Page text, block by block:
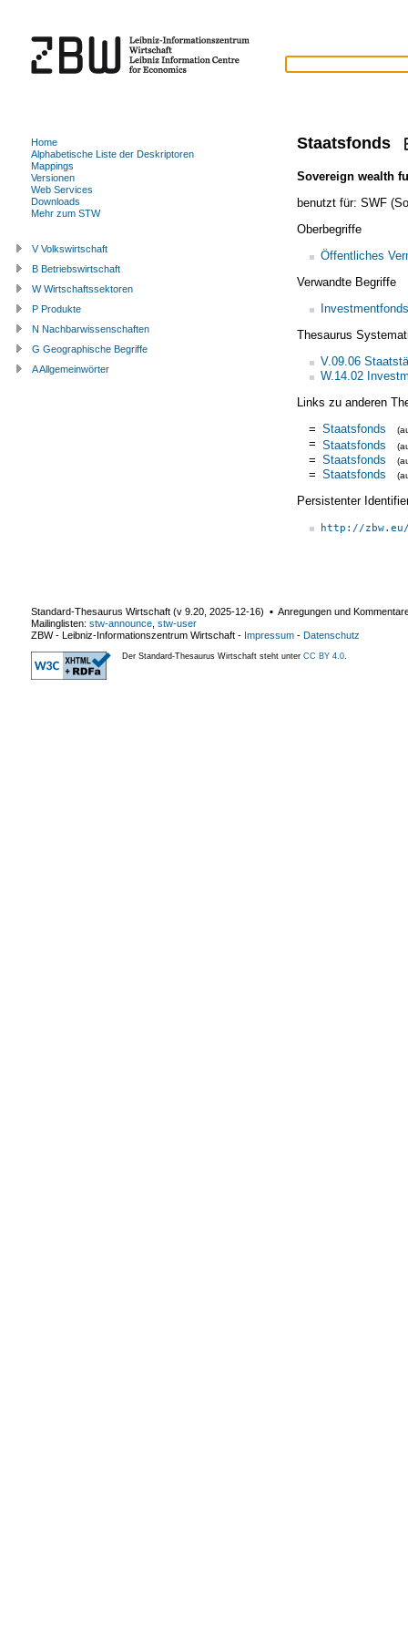
Staatsfonds
Sovereign wealth
benutzt für: SWF
Oberbegriffe
Öffentliches
Verwandte Begriffe
Investmentfonds
Thesaurus
V.09.06
W.14.02
Links zu anderen
= Staatsfonds
= Staatsfonds
= Staatsfonds
= Staatsfonds
Persistenter
http://
Home
Alphabetische Liste der Deskriptoren
Mappings
Versionen
Web Services
Downloads
Mehr zum STW
V Volkswirtschaft
B Betriebswirtschaft
W Wirtschaftssektoren
P Produkte
N Nachbarwissenschaften
G Geographische Begriffe
A Allgemeinwörter
Standard-Thesaurus Wirtschaft (v 9.20 2025-12-16) ▪ Anregungen und
Mailinglisten: stw-announce stw-user
ZBW - Leibniz-Informationszentrum Wirtschaft - Impressum - Datenschutz
Der Standard-Thesaurus Wirtschaft steht unter CC BY 4.0